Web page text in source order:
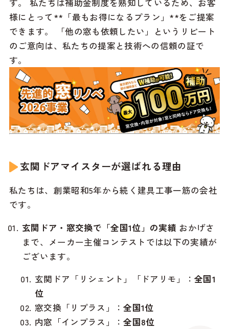
す。 私たちは補助金制度を熟知しているため、お客
様にとって**「最もお得になるプラン」**をご提案
できます。 「他の窓も依頼したい」というリピート
のご意向は、私たちの提案と技術への信頼の証で
す。
玄関ドアマイスターが選ばれる理由
私たちは、創業昭和5年から続く建具工事一筋の会社
です。
玄関ドア・窓交換で「全国1位」の実績 おかげさ
まで、メーカー主催コンテストでは以下の実績が
ございます。
玄関ドア「リシェント」「ドアリモ」：全国1
位
窓交換「リプラス」：全国1位
内窓「インプラス」：全国8位